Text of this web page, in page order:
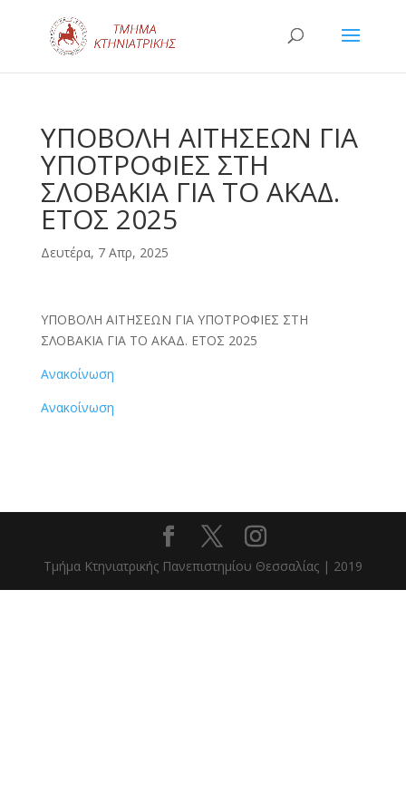
ΥΠΟΒΟΛΗ ΑΙΤΗΣΕΩΝ ΓΙΑ
ΥΠΟΤΡΟΦΙΕΣ ΣΤΗ
ΣΛΟΒΑΚΙΑ ΓΙΑ ΤΟ ΑΚΑΔ.
ΕΤΟΣ 2025
Δευτέρα, 7 Απρ, 2025
ΥΠΟΒΟΛΗ ΑΙΤΗΣΕΩΝ ΓΙΑ ΥΠΟΤΡΟΦΙΕΣ ΣΤΗ
ΣΛΟΒΑΚΙΑ ΓΙΑ ΤΟ ΑΚΑΔ. ΕΤΟΣ 2025
Ανακοίνωση
Ανακοίνωση
Τμήμα Κτηνιατρικής Πανεπιστημίου Θεσσαλίας | 2019